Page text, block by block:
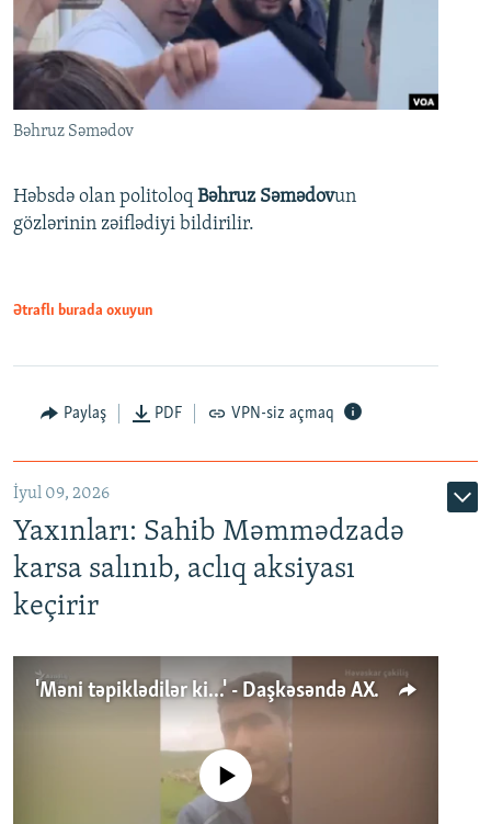
Bəhruz Səmədov
Həbsdə olan politoloq Bəhruz Səmədovun
gözlərinin zəiflədiyi bildirilir.
Ətraflı burada oxuyun
Paylaş PDF VPN-siz açmaq
İyul 09, 2026
Yaxınları: Sahib Məmmədzadə
karsa salınıb, aclıq aksiyası
keçirir
'Məni təpiklədilər ki...' - Daşkəsəndə AXCP fəalının yaxınları onun həbsinə etiraz edirlər
No media source currently available